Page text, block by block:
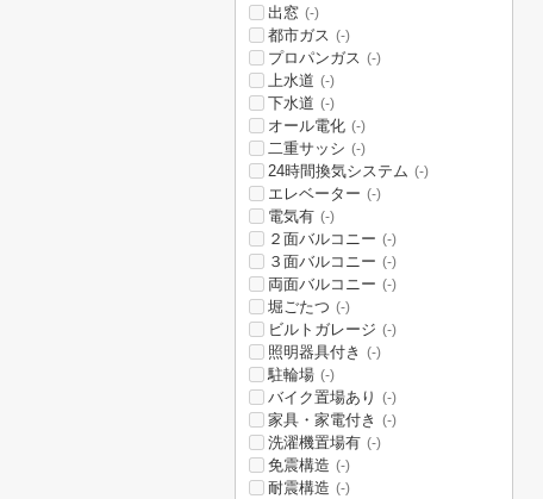
出窓 (-)
都市ガス (-)
プロパンガス (-)
上水道 (-)
下水道 (-)
オール電化 (-)
二重サッシ (-)
24時間換気システム (-)
エレベーター (-)
電気有 (-)
２面バルコニー (-)
３面バルコニー (-)
両面バルコニー (-)
堀ごたつ (-)
ビルトガレージ (-)
照明器具付き (-)
駐輪場 (-)
バイク置場あり (-)
家具・家電付き (-)
洗濯機置場有 (-)
免震構造 (-)
耐震構造 (-)